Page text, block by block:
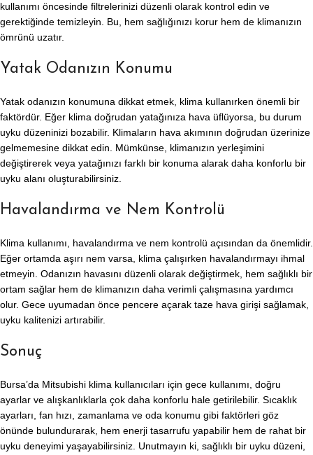
kullanımı öncesinde filtrelerinizi düzenli olarak kontrol edin ve
gerektiğinde temizleyin. Bu, hem sağlığınızı korur hem de klimanızın
ömrünü uzatır.
Yatak Odanızın Konumu
Yatak odanızın konumuna dikkat etmek, klima kullanırken önemli bir
faktördür. Eğer klima doğrudan yatağınıza hava üflüyorsa, bu durum
uyku düzeninizi bozabilir. Klimaların hava akımının doğrudan üzerinize
gelmemesine dikkat edin. Mümkünse, klimanızın yerleşimini
değiştirerek veya yatağınızı farklı bir konuma alarak daha konforlu bir
uyku alanı oluşturabilirsiniz.
Havalandırma ve Nem Kontrolü
Klima kullanımı, havalandırma ve nem kontrolü açısından da önemlidir.
Eğer ortamda aşırı nem varsa, klima çalışırken havalandırmayı ihmal
etmeyin. Odanızın havasını düzenli olarak değiştirmek, hem sağlıklı bir
ortam sağlar hem de klimanızın daha verimli çalışmasına yardımcı
olur. Gece uyumadan önce pencere açarak taze hava girişi sağlamak,
uyku kalitenizi artırabilir.
Sonuç
Bursa’da Mitsubishi klima kullanıcıları için gece kullanımı, doğru
ayarlar ve alışkanlıklarla çok daha konforlu hale getirilebilir. Sıcaklık
ayarları, fan hızı, zamanlama ve oda konumu gibi faktörleri göz
önünde bulundurarak, hem enerji tasarrufu yapabilir hem de rahat bir
uyku deneyimi yaşayabilirsiniz. Unutmayın ki, sağlıklı bir uyku düzeni,